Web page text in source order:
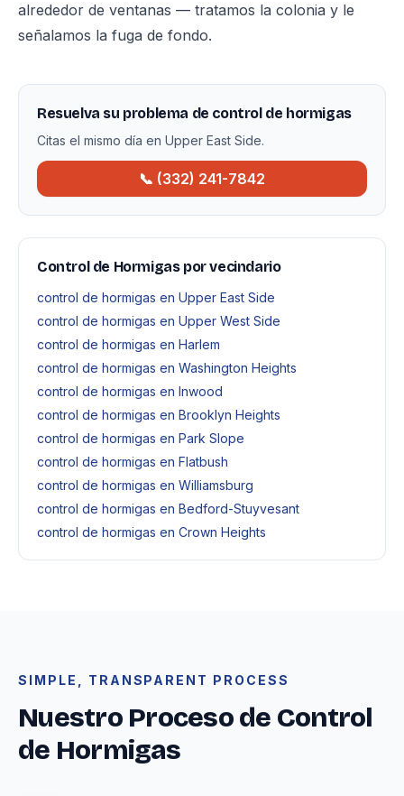
alrededor de ventanas — tratamos la colonia y le
señalamos la fuga de fondo.
Resuelva su problema de control de hormigas
Citas el mismo día en Upper East Side.
📞 (332) 241-7842
Control de Hormigas por vecindario
control de hormigas en Upper East Side
control de hormigas en Upper West Side
control de hormigas en Harlem
control de hormigas en Washington Heights
control de hormigas en Inwood
control de hormigas en Brooklyn Heights
control de hormigas en Park Slope
control de hormigas en Flatbush
control de hormigas en Williamsburg
control de hormigas en Bedford-Stuyvesant
control de hormigas en Crown Heights
SIMPLE, TRANSPARENT PROCESS
Nuestro Proceso de Control
de Hormigas